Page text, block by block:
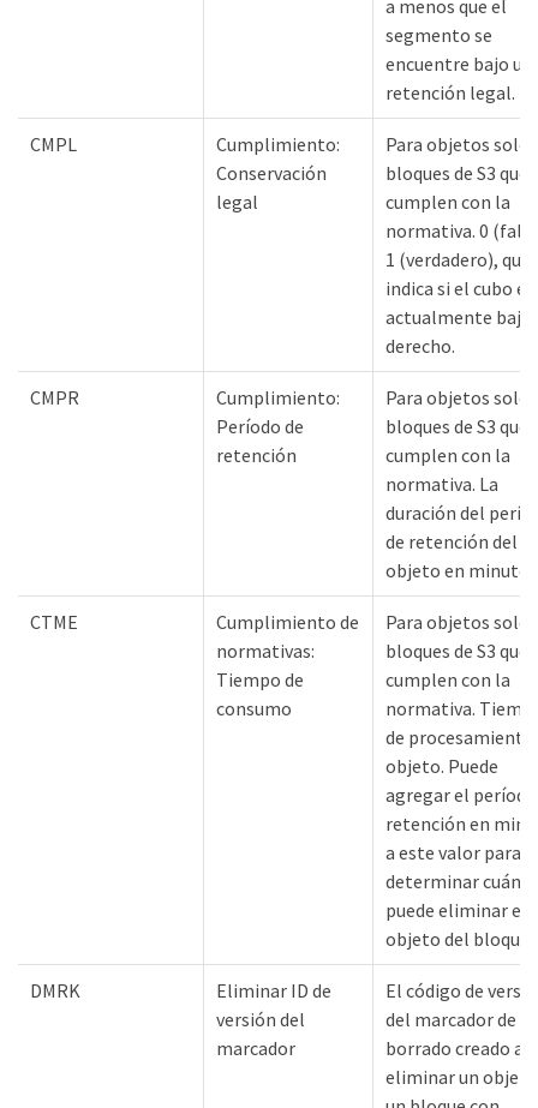
a menos que el
segmento se
encuentre bajo
retención legal.
CMPL
Cumplimiento:
Conservación
legal
Para objetos solo
bloques de S3 que
cumplen con la
normativa. 0
1 (verdadero), que
indica si el cubo
actualmente bajo
derecho.
CMPR
Cumplimiento:
Período de
retención
Para objetos solo
bloques de S3 que
cumplen con la
normativa. La
duración del
de retención del
objeto en
CTME
Cumplimiento de
normativas:
Tiempo de
consumo
Para objetos solo
bloques de S3 que
cumplen con la
normativa.
de procesamiento
objeto. Puede
agregar el
retención en
a este valor para
determinar
puede eliminar el
objeto del bloque.
DMRK
Eliminar ID de
versión del
marcador
El código de
del marcador de
borrado creado al
eliminar un